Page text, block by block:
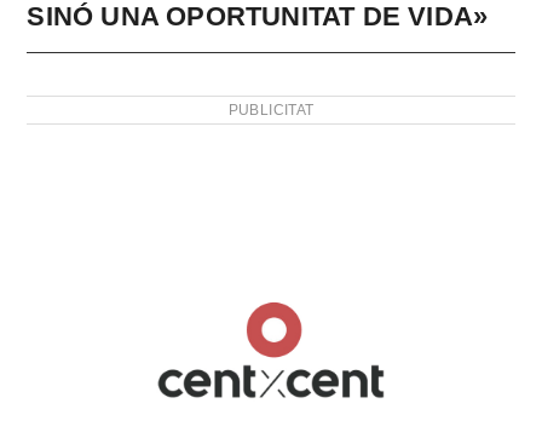
SINÓ UNA OPORTUNITAT DE VIDA»
PUBLICITAT